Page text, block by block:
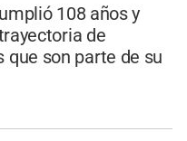
108 años y
de
que son parte de su